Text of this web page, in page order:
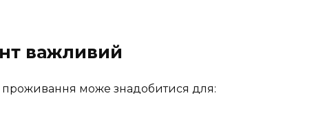
важливий
проживання може знадобитися для: